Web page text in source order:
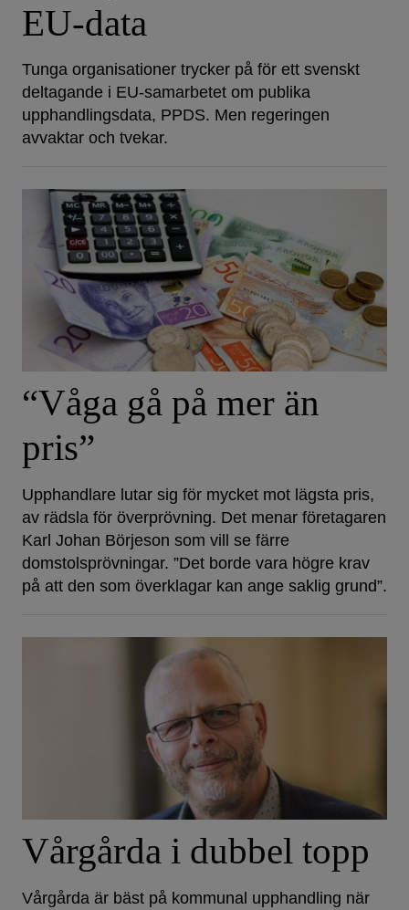
EU-data
Tunga organisationer trycker på för ett svenskt
deltagande i EU-samarbetet om publika
upphandlingsdata, PPDS. Men regeringen
avvaktar och tvekar.
“Våga gå på mer än
pris”
Upphandlare lutar sig för mycket mot lägsta pris,
av rädsla för överprövning. Det menar företagaren
Karl Johan Börjeson som vill se färre
domstolsprövningar. ”Det borde vara högre krav
på att den som överklagar kan ange saklig grund”.
Vårgårda i dubbel topp
Vårgårda är bäst på kommunal upphandling när